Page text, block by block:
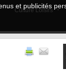
et publicités
Culture Loisirs